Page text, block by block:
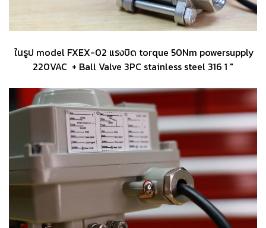
ในรูป model FXEX-02 แรงบิด torque 50Nm powersupply
220VAC + Ball Valve 3PC stainless steel 316 1 "